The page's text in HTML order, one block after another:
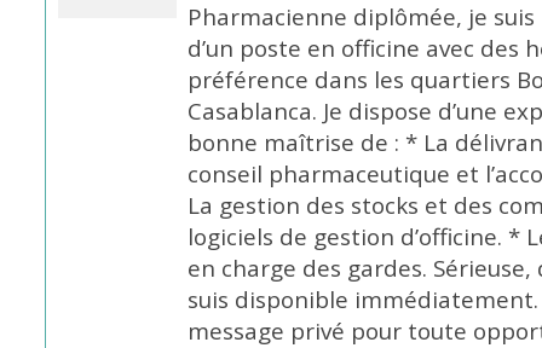
Pharmacienne diplômée, je
d’un poste en officine avec des
préférence dans les quartiers
Casablanca. Je dispose d’une
bonne maîtrise de : * La
conseil pharmaceutique et
La gestion des stocks et des
logiciels de gestion d’officine. *
en charge des gardes.
suis disponible
message privé pour toute